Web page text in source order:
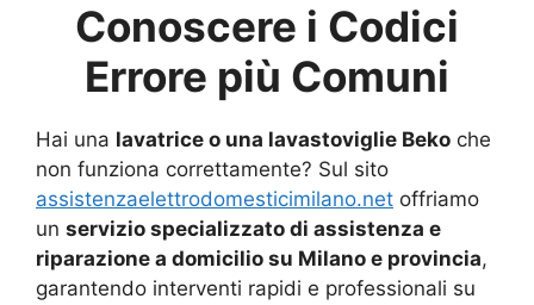
Conoscere i Codici
Errore più Comuni
Hai una lavatrice o una lavastoviglie Beko che
non funziona correttamente? Sul sito
assistenzaelettrodomesticimilano.net offriamo
un servizio specializzato di assistenza e
riparazione a domicilio su Milano e provincia,
garantendo interventi rapidi e professionali su